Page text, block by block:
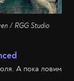
/ RGG Studio
А пока ловим